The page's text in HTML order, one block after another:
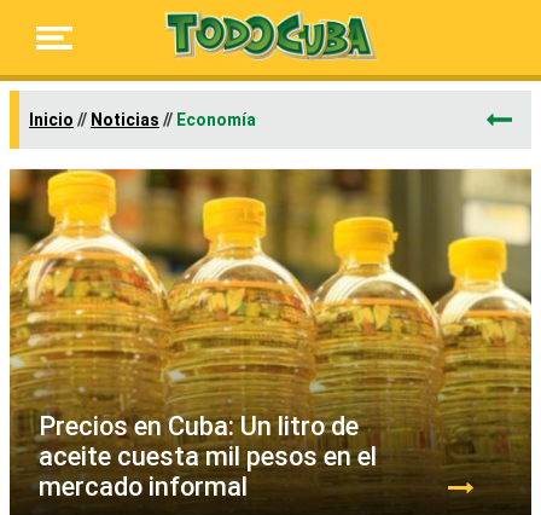
Inicio // Noticias // Economía
Precios en Cuba: Un litro de
aceite cuesta mil pesos en el
mercado informal